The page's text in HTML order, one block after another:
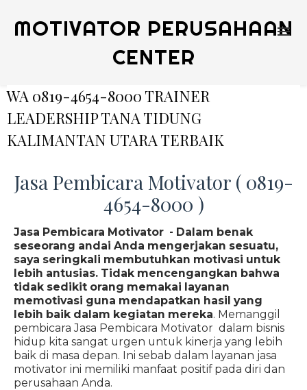
MOTIVATOR PERUSAHAAN
CENTER
WA 0819-4654-8000 TRAINER
LEADERSHIP TANA TIDUNG
KALIMANTAN UTARA TERBAIK
Jasa Pembicara Motivator ( 0819-
4654-8000 )
Jasa Pembicara Motivator - Dalam benak
seseorang andai Anda mengerjakan sesuatu,
saya seringkali membutuhkan motivasi untuk
lebih antusias. Tidak mencengangkan bahwa
tidak sedikit orang memakai layanan
memotivasi guna mendapatkan hasil yang
lebih baik dalam kegiatan mereka. Memanggil
pembicara Jasa Pembicara Motivator dalam bisnis
hidup kita sangat urgen untuk kinerja yang lebih
baik di masa depan. Ini sebab dalam layanan jasa
motivator ini memiliki manfaat positif pada diri dan
perusahaan Anda.